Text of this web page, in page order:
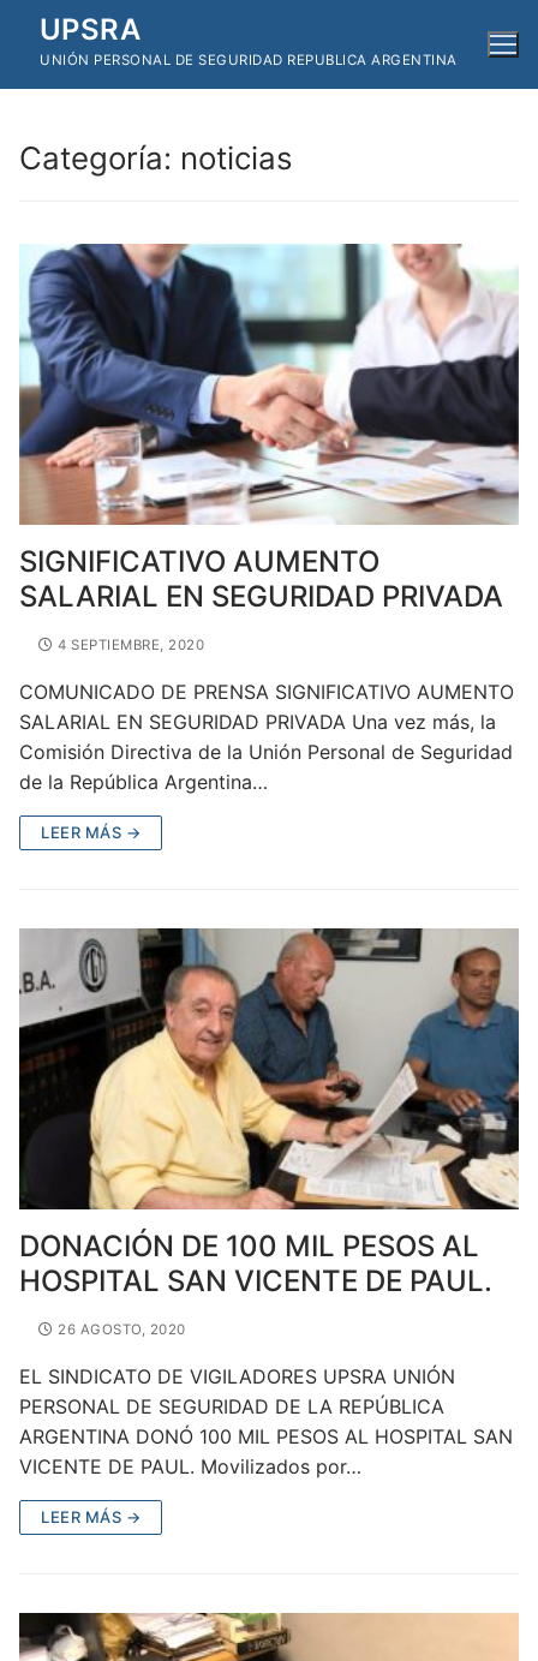
UPSRA
UNIÓN PERSONAL DE SEGURIDAD REPUBLICA ARGENTINA
Categoría: noticias
SIGNIFICATIVO AUMENTO
SALARIAL EN SEGURIDAD PRIVADA
4 SEPTIEMBRE, 2020
COMUNICADO DE PRENSA SIGNIFICATIVO AUMENTO
SALARIAL EN SEGURIDAD PRIVADA Una vez más, la
Comisión Directiva de la Unión Personal de Seguridad
de la República Argentina…
LEER MÁS →
DONACIÓN DE 100 MIL PESOS AL
HOSPITAL SAN VICENTE DE PAUL.
26 AGOSTO, 2020
EL SINDICATO DE VIGILADORES UPSRA UNIÓN
PERSONAL DE SEGURIDAD DE LA REPÚBLICA
ARGENTINA DONÓ 100 MIL PESOS AL HOSPITAL SAN
VICENTE DE PAUL. Movilizados por…
LEER MÁS →